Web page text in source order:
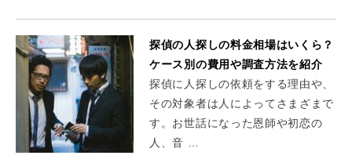
探偵の人探しの料金相場はいくら？
ケース別の費用や調査方法を紹介
探偵に人探しの依頼をする理由や、
その対象者は人によってさまざまで
す。お世話になった恩師や初恋の
人、音 …